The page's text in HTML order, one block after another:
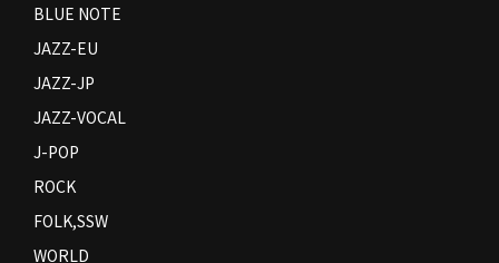
BLUE NOTE
JAZZ-EU
JAZZ-JP
JAZZ-VOCAL
J-POP
ROCK
FOLK,SSW
WORLD